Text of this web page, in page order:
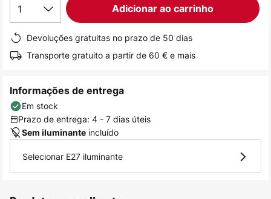
1 Adicionar ao carrinho
Devoluções gratuitas no prazo de 50 dias
Transporte gratuito a partir de 60 € e mais
Informações de entrega
Em stock
Prazo de entrega: 4 - 7 dias úteis
Sem iluminante incluído
Selecionar E27 iluminante